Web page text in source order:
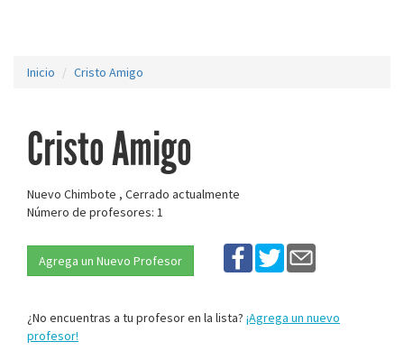
Inicio Cristo Amigo
Cristo Amigo
Nuevo Chimbote , Cerrado actualmente
Número de profesores: 1
Agrega un Nuevo Profesor
¿No encuentras a tu profesor en la lista? ¡Agrega un nuevo
profesor!